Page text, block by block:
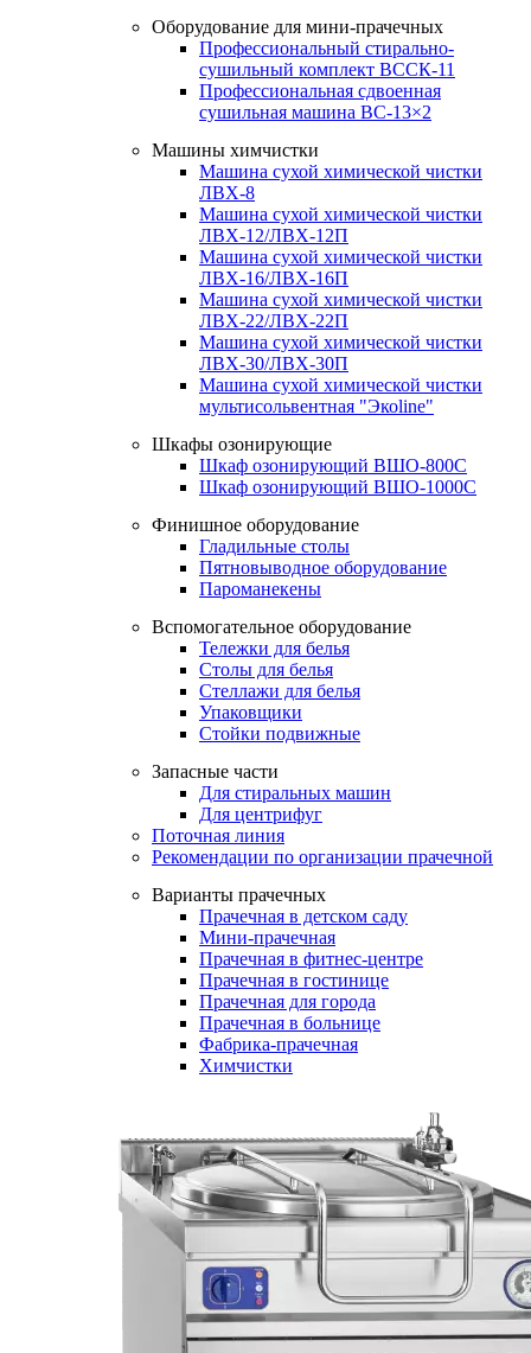
Оборудование для мини-прачечных
Профессиональный стирально-
сушильный комплект ВССК-11
Профессиональная сдвоенная
сушильная машина ВС-13×2
Машины химчистки
Машина сухой химической чистки
ЛВХ-8
Машина сухой химической чистки
ЛВХ-12/ЛВХ-12П
Машина сухой химической чистки
ЛВХ-16/ЛВХ-16П
Машина сухой химической чистки
ЛВХ-22/ЛВХ-22П
Машина сухой химической чистки
ЛВХ-30/ЛВХ-30П
Машина сухой химической чистки
мультисольвентная "Экоline"
Шкафы озонирующие
Шкаф озонирующий ВШО-800С
Шкаф озонирующий ВШО-1000С
Финишное оборудование
Гладильные столы
Пятновыводное оборудование
Пароманекены
Вспомогательное оборудование
Тележки для белья
Столы для белья
Стеллажи для белья
Упаковщики
Стойки подвижные
Запасные части
Для стиральных машин
Для центрифуг
Поточная линия
Рекомендации по организации прачечной
Варианты прачечных
Прачечная в детском саду
Мини-прачечная
Прачечная в фитнес-центре
Прачечная в гостинице
Прачечная для города
Прачечная в больнице
Фабрика-прачечная
Химчистки